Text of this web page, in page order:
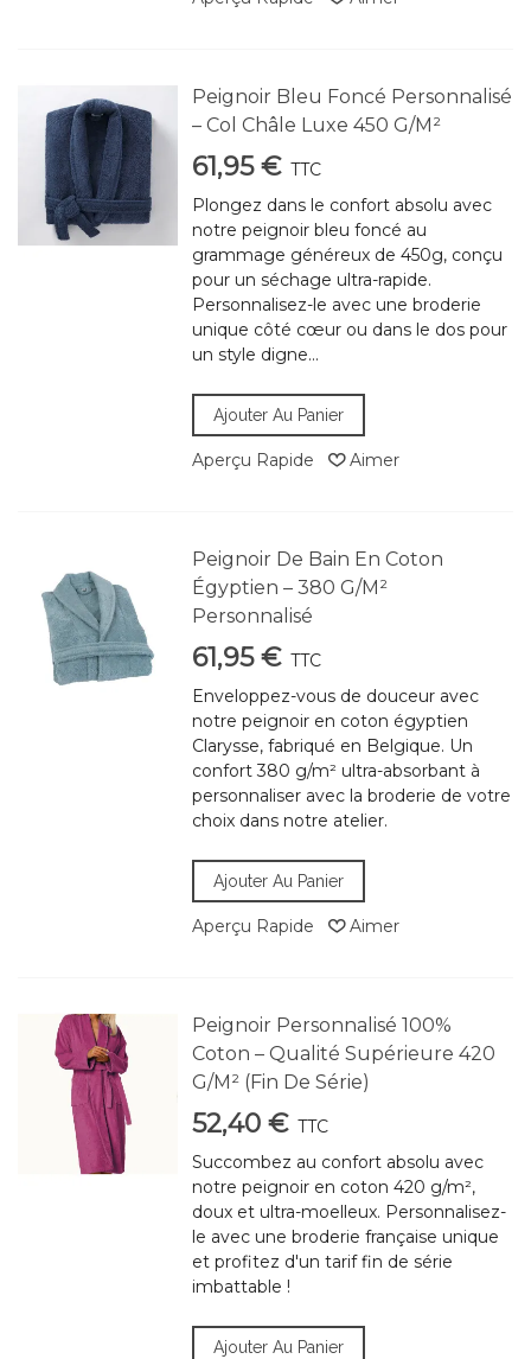
Peignoir Bleu Foncé Personnalisé
– Col Châle Luxe 450 G/m²
61,95 € TTC
Plongez dans le confort absolu avec
notre peignoir bleu foncé au
grammage généreux de 450g, conçu
pour un séchage ultra-rapide.
Personnalisez-le avec une broderie
unique côté cœur ou dans le dos pour
un style digne...
Ajouter Au Panier
Aperçu Rapide Aimer
Peignoir De Bain En Coton
Égyptien – 380 G/m²
Personnalisé
61,95 € TTC
Enveloppez-vous de douceur avec
notre peignoir en coton égyptien
Clarysse, fabriqué en Belgique. Un
confort 380 g/m² ultra-absorbant à
personnaliser avec la broderie de votre
choix dans notre atelier.
Ajouter Au Panier
Aperçu Rapide Aimer
Peignoir Personnalisé 100%
Coton – Qualité Supérieure 420
G/m² (Fin De Série)
52,40 € TTC
Succombez au confort absolu avec
notre peignoir en coton 420 g/m²,
doux et ultra-moelleux. Personnalisez-
le avec une broderie française unique
et profitez d'un tarif fin de série
imbattable !
Ajouter Au Panier